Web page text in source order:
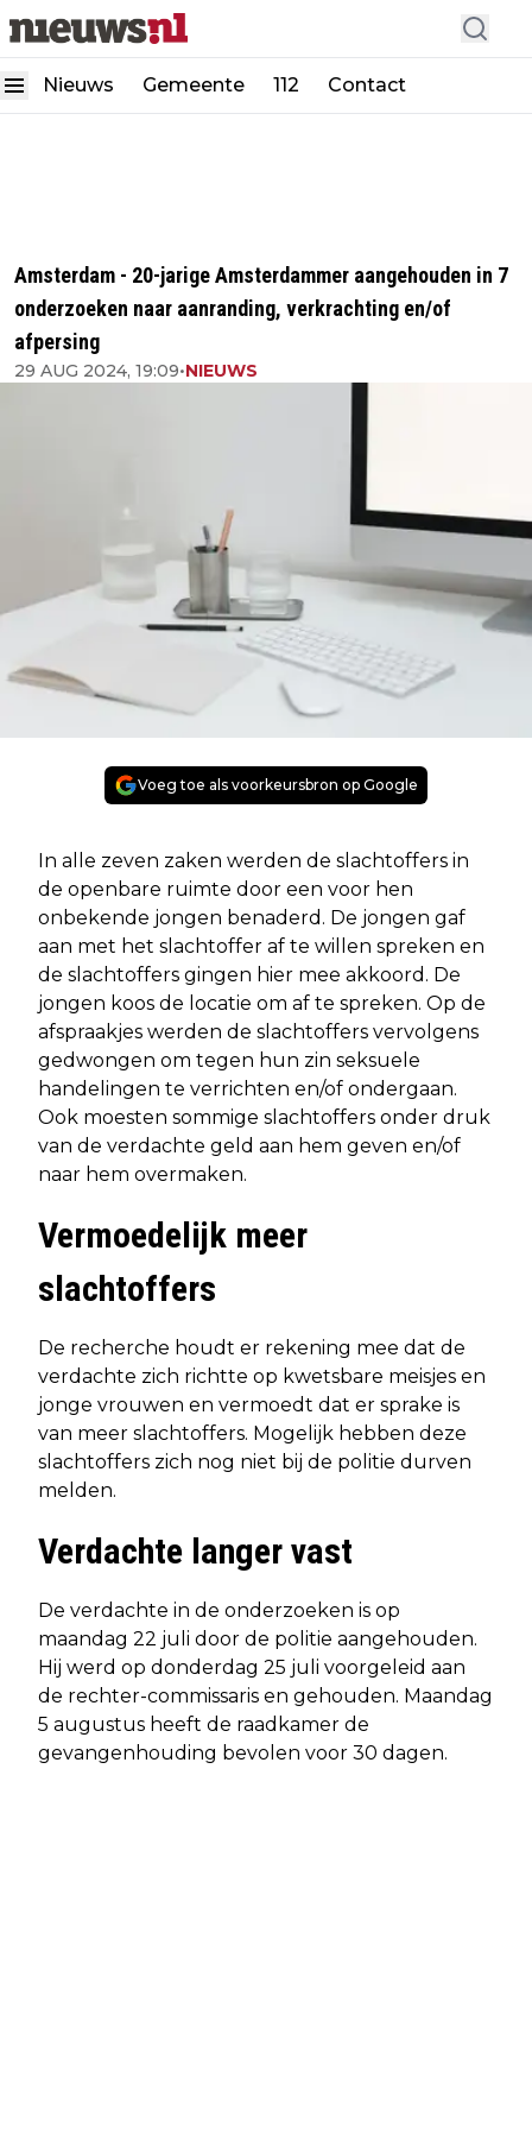
Nieuws Gemeente 112 Contact
Amsterdam - 20-jarige Amsterdammer aangehouden in 7
onderzoeken naar aanranding, verkrachting en/of
afpersing
29 AUG 2024, 19:09•NIEUWS
Voeg toe als voorkeursbron op Google
In alle zeven zaken werden de slachtoffers in
de openbare ruimte door een voor hen
onbekende jongen benaderd. De jongen gaf
aan met het slachtoffer af te willen spreken en
de slachtoffers gingen hier mee akkoord. De
jongen koos de locatie om af te spreken. Op de
afspraakjes werden de slachtoffers vervolgens
gedwongen om tegen hun zin seksuele
handelingen te verrichten en/of ondergaan.
Ook moesten sommige slachtoffers onder druk
van de verdachte geld aan hem geven en/of
naar hem overmaken.
Vermoedelijk meer
slachtoffers
De recherche houdt er rekening mee dat de
verdachte zich richtte op kwetsbare meisjes en
jonge vrouwen en vermoedt dat er sprake is
van meer slachtoffers. Mogelijk hebben deze
slachtoffers zich nog niet bij de politie durven
melden.
Verdachte langer vast
De verdachte in de onderzoeken is op
maandag 22 juli door de politie aangehouden.
Hij werd op donderdag 25 juli voorgeleid aan
de rechter-commissaris en gehouden. Maandag
5 augustus heeft de raadkamer de
gevangenhouding bevolen voor 30 dagen.